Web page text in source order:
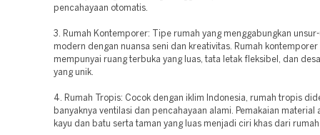
pencahayaan otomatis.
3. Rumah Kontemporer: Tipe rumah yang menggabungkan
modern dengan nuansa seni dan kreativitas. Rumah kontemporer
mempunyai ruang terbuka yang luas, tata letak fleksibel, dan
yang unik.
4. Rumah Tropis: Cocok dengan iklim Indonesia, rumah tropis
banyaknya ventilasi dan pencahayaan alami. Pemakaian material
kayu dan batu serta taman yang luas menjadi ciri khas dari rumah